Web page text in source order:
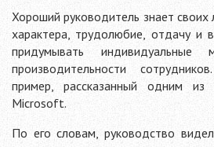
Хороший руководитель знает
характера, трудолюбие, отдачу и
придумывать индивидуальные
производительности
пример, рассказанный одним из
Microsoft.
По его словам, руководство